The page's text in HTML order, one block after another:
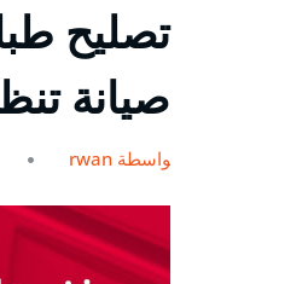
صيانة
بواسطة rwan